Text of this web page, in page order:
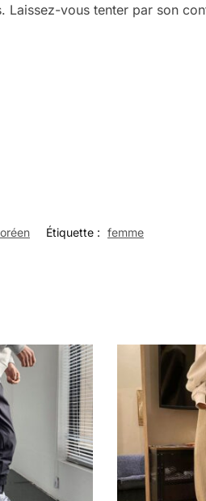
Laissez-vous tenter par son
Étiquette : femme